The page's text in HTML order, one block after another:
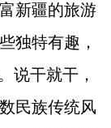
新疆的旅游
独特有趣，
说干就干，
民族传统风